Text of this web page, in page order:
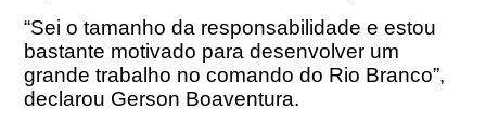
“Sei o tamanho da responsabilidade e estou
bastante motivado para desenvolver um
grande trabalho no comando do Rio Branco”,
declarou Gerson Boaventura.